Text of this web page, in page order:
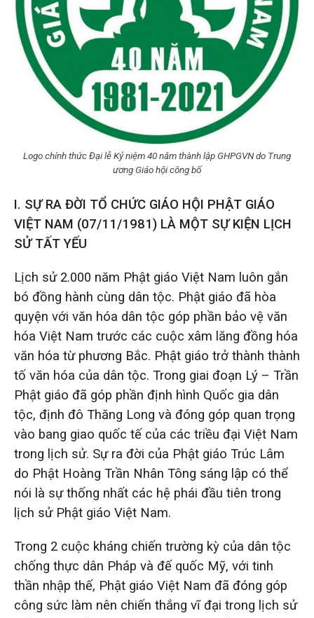
Logo chính thức Đại lễ Kỷ niệm 40 năm thành lập GHPGVN do Trung
ương Giáo hội công bố
I. SỰ RA ĐỜI TỔ CHỨC GIÁO HỘI PHẬT GIÁO
VIỆT NAM (07/11/1981) LÀ MỘT SỰ KIỆN LỊCH
SỬ TẤT YẾU
Lịch sử 2.000 năm Phật giáo Việt Nam luôn gắn
bó đồng hành cùng dân tộc. Phật giáo đã hòa
quyện với văn hóa dân tộc góp phần bảo vệ văn
hóa Việt Nam trước các cuộc xâm lăng đồng hóa
văn hóa từ phương Bắc. Phật giáo trở thành thành
tố văn hóa của dân tộc. Trong giai đoạn Lý – Trần
Phật giáo đã góp phần định hình Quốc gia dân
tộc, định đô Thăng Long và đóng góp quan trọng
vào bang giao quốc tế của các triều đại Việt Nam
trong lịch sử. Sự ra đời của Phật giáo Trúc Lâm
do Phật Hoàng Trần Nhân Tông sáng lập có thể
nói là sự thống nhất các hệ phái đầu tiên trong
lịch sử Phật giáo Việt Nam.
Trong 2 cuộc kháng chiến trường kỳ của dân tộc
chống thực dân Pháp và đế quốc Mỹ, với tinh
thần nhập thế, Phật giáo Việt Nam đã đóng góp
công sức làm nên chiến thắng vĩ đại trong lịch sử